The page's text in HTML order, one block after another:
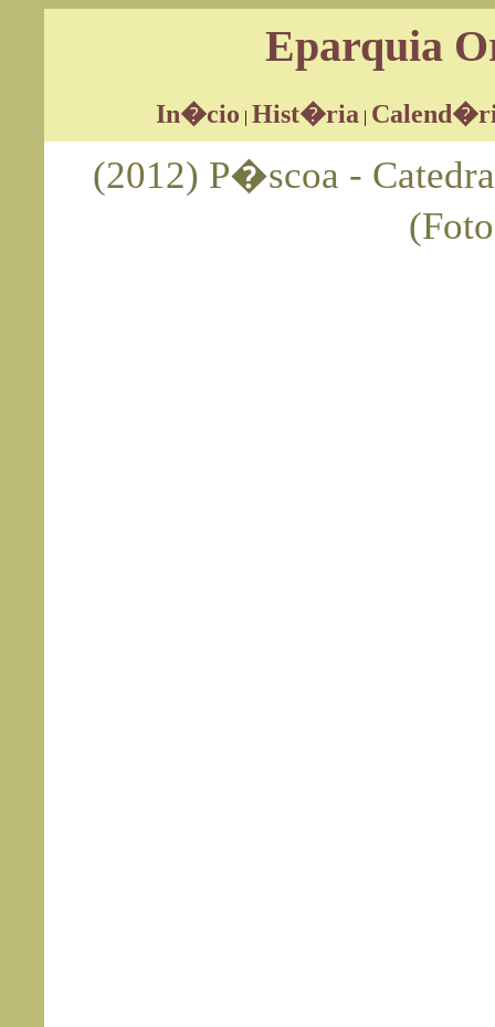
Eparquia
In�cio | Hist�ria |
(2012) P�scoa -